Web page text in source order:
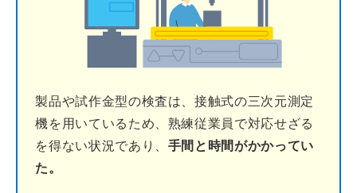
製品や試作金型の検査は、接触式の三次元測定
機を用いているため、熟練従業員で対応せざる
を得ない状況であり、 手間と時間がかかってい
た。